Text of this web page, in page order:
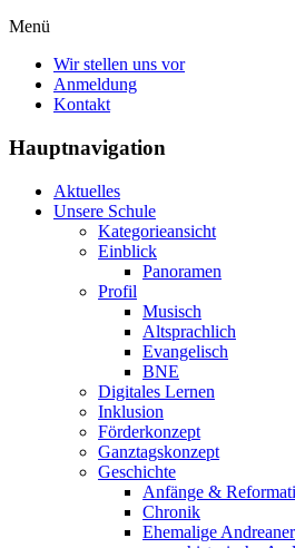
Menü
Wir stellen uns vor
Anmeldung
Kontakt
Hauptnavigation
Aktuelles
Unsere Schule
Kategorieansicht
Einblick
Panoramen
Profil
Musisch
Altsprachlich
Evangelisch
BNE
Digitales Lernen
Inklusion
Förderkonzept
Ganztagskonzept
Geschichte
Anfänge &
Chronik
Ehemalige